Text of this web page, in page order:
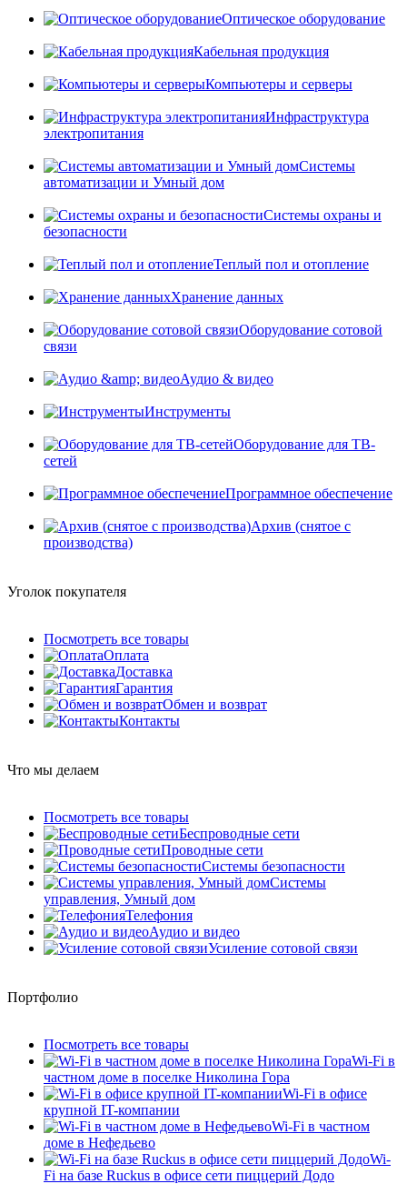
Оптическое оборудование
Кабельная продукция
Компьютеры и серверы
Инфраструктура
электропитания
Системы
автоматизации и Умный дом
Системы охраны и
безопасности
Теплый пол и отопление
Хранение данных
Оборудование сотовой
связи
Аудио & видео
Инструменты
Оборудование для ТВ-
сетей
Программное обеспечение
Архив (снятое с
производства)
Уголок покупателя
Посмотреть все товары
Оплата
Доставка
Гарантия
Обмен и возврат
Контакты
Что мы делаем
Посмотреть все товары
Беспроводные сети
Проводные сети
Системы безопасности
Системы
управления, Умный дом
Телефония
Аудио и видео
Усиление сотовой связи
Портфолио
Посмотреть все товары
Wi-Fi в
частном доме в поселке Николина Гора
Wi-Fi в офисе
крупной IT-компании
Wi-Fi в частном
доме в Нефедьево
Wi-
Fi на базе Ruckus в офисе сети пиццерий Додо